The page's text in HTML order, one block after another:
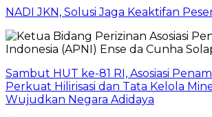
NADI JKN, Solusi Jaga Keaktifan
Sambut HUT ke-81 RI, Asosiasi
Perkuat Hilirisasi dan Tata Kelola
Wujudkan Negara Adidaya